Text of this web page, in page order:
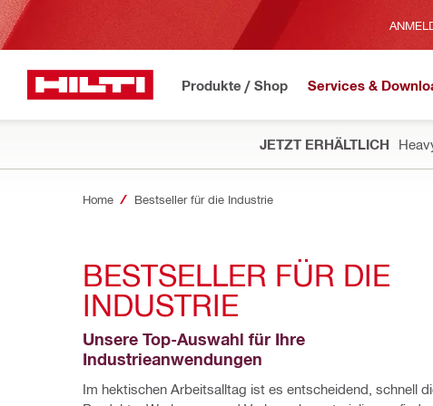
Produkte / Shop Services &
JETZT ERHÄLTLICH
Home Bestseller für die Industrie
BESTSELLER FÜR DIE
INDUSTRIE
Unsere Top-Auswahl für Ihre
Industrieanwendungen
Im hektischen Arbeitsalltag ist es entscheidend, schnell